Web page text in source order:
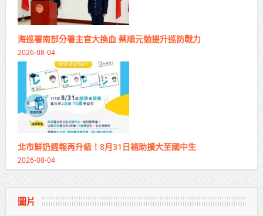
海巡署南部分署主官大換血 蔡順元勉提升巡防戰力
2026-08-04
北市鮮奶週報再升級！8月31日補助擴大至國中生
2026-08-04
圖片